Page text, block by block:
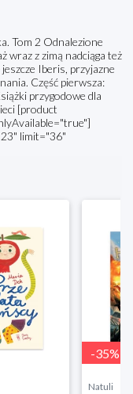
Tom 2 Odnalezione
wraz z zimą nadciąga też
Iberis, przyjazne
Część pierwsza:
przygodowe dla
[product
limit="36"
-35%
Natuli